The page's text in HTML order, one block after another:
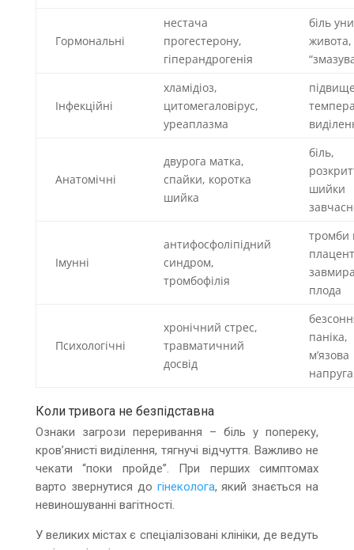
Гормональні
нестача
прогестерону,
гіперандрогенія
біль
живота,
Інфекційні
хламідіоз,
цитомегаловірус,
уреаплазма
Анатомічні
двурога матка,
спайки, коротка
шийка
біль,
шийки
Імунні
антифосфоліпідний
синдром,
тромбофілія
тромби
плода
Психологічні
хронічний стрес,
травматичний
досвід
паніка,
м’язова
напруга
Коли тривога не безпідставна
Ознаки загрози переривання – біль у попереку,
кров’янисті виділення, тягнучі відчуття. Важливо не
чекати “поки пройде”. При перших симптомах
варто звернутися до гінеколога, який знається на
невиношуванні вагітності.
У великих містах є спеціалізовані клініки, де ведуть